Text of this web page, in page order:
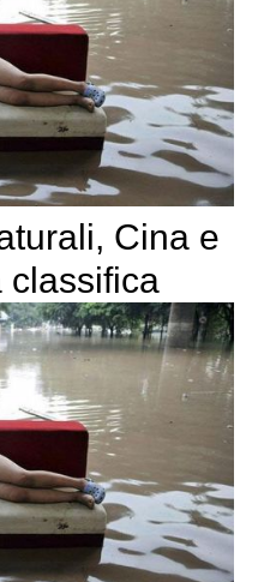
Cina e
classifica